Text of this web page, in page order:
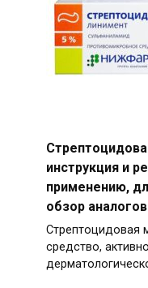
инструкция и
применению,
обзор
Стрептоцидовая
средство,